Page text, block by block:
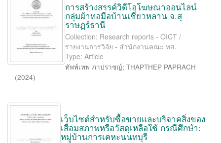
การสร้างสรรค์วิดีโอโฆษณาออนไลน์
กลุ่มผ้าทอมือบ้านเชี่ยวหลาน จ.สุ
ราษฏร์ธานี
Collection: Research reports - OICT /
รายงานการวิจัย - สำนักงานคณะ ทส.
Type: Article
ทัพพ์เทพ ภาปราชญ์;THAPTHEP PAPRACH
(2024)
เว็บไซต์สำหรับซื้อขายและบริจาคสิ่งของ
เสื่อมสภาพหรือวัสดุเหลือใช้ กรณีศึกษำ:
หมู่บ้านการเคหะนนทบุรี